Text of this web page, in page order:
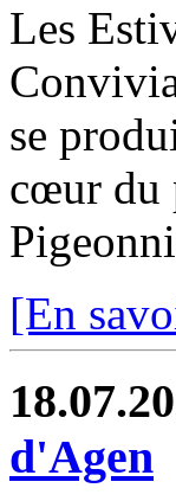
Les
se
cœur du
[En
d'Agen